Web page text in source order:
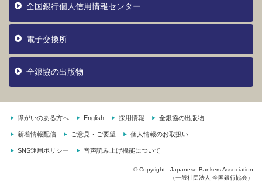
全国銀行個人信用情報センター
電子交換所
全銀協の出版物
障がいのある方へ English 採用情報 全銀協の出版物
新着情報配信 ご意見・ご要望 個人情報のお取扱い
SNS運用ポリシー 音声読み上げ機能について
© Copyright - Japanese Bankers Association
（一般社団法人 全国銀行協会）